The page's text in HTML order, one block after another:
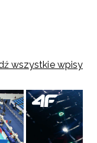
wszystkie wpisy